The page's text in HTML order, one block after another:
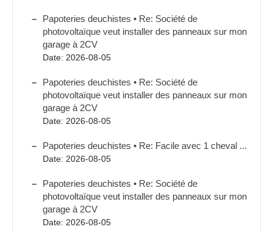
Papoteries deuchistes • Re: Société de
photovoltaïque veut installer des panneaux sur mon
garage à 2CV
Date: 2026-08-05
Papoteries deuchistes • Re: Société de
photovoltaïque veut installer des panneaux sur mon
garage à 2CV
Date: 2026-08-05
Papoteries deuchistes • Re: Facile avec 1 cheval ...
Date: 2026-08-05
Papoteries deuchistes • Re: Société de
photovoltaïque veut installer des panneaux sur mon
garage à 2CV
Date: 2026-08-05